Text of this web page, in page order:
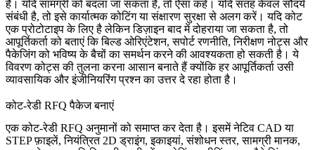
है। यदि सामग्री को बदला जा सकता है, तो ऐसा कहें। यदि सतह केवल सौंदर्य
संबंधी है, तो इसे कार्यात्मक कोटिंग या संक्षारण सुरक्षा से अलग करें। यदि कोट
एक प्रोटोटाइप के लिए है लेकिन डिज़ाइन बाद में दोहराया जा सकता है, तो
आपूर्तिकर्ता को बताएं कि बिल्ड ओरिएंटेशन, सपोर्ट रणनीति, निरीक्षण नोट्स और
पैकेजिंग को भविष्य के बैचों का समर्थन करने की आवश्यकता हो सकती है। ये
विवरण कोट्स की तुलना करना आसान बनाते हैं क्योंकि हर आपूर्तिकर्ता उसी
व्यावसायिक और इंजीनियरिंग प्रश्न का उत्तर दे रहा होता है।
कोट-रेडी RFQ पैकेज बनाएं
एक कोट-रेडी RFQ अनुमानों को समाप्त कर देता है। इसमें नेटिव CAD या
STEP फ़ाइलें, नियंत्रित 2D ड्राइंग, इकाइयां, संशोधन स्तर, सामग्री मानक,